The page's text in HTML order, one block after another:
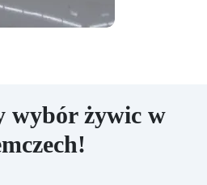
wybór żywic w